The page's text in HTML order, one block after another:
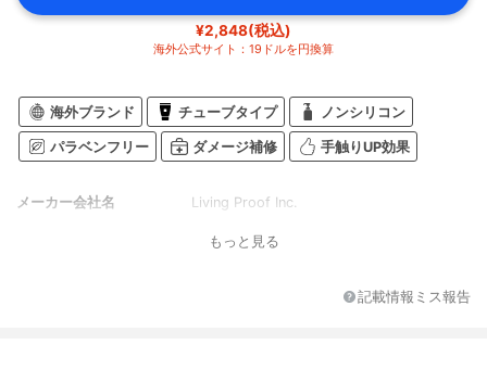
¥2,848(税込)
海外公式サイト：19ドルを円換算
海外ブランド チューブタイプ ノンシリコン
パラベンフリー ダメージ補修 手触りUP効果
メーカー会社名 Living Proof Inc.
もっと見る
記載情報ミス報告